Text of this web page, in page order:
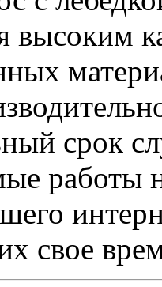
высоким
срок
работы
свое